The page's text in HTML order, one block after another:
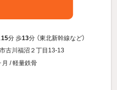
15分 歩13分 （東北新幹線など）
古川福沼２丁目13-13
/ 軽量鉄骨